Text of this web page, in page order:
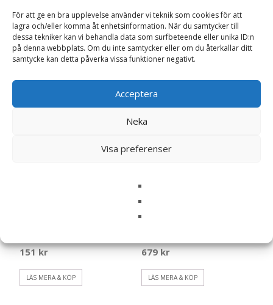
För att ge en bra upplevelse använder vi teknik som cookies för att
lagra och/eller komma åt enhetsinformation. När du samtycker till
dessa tekniker kan vi behandla data som surfbeteende eller unika ID:n
på denna webbplats. Om du inte samtycker eller om du återkallar ditt
samtycke kan detta påverka vissa funktioner negativt.
Acceptera
Neka
Visa preferenser
– Arion
175kr
LÄS MERA & KÖP
– 12 kg – Arion
599kr
LÄS MERA & KÖP
151kr
LÄS MERA & KÖP
Original Sensitive Medium
679kr
LÄS MERA & KÖP